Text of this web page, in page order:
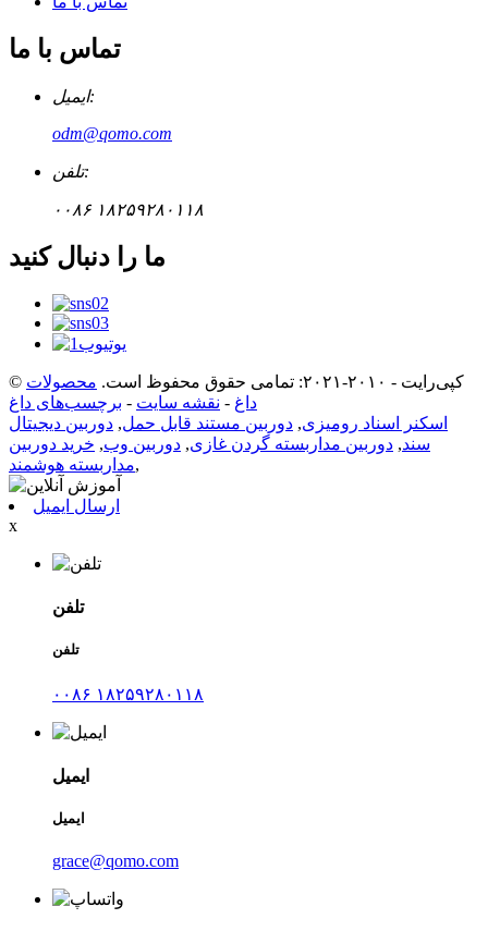
تماس با ما
ایمیل:
odm@qomo.com
تلفن:
۰۰۸۶ ۱۸۲۵۹۲۸۰۱۱۸
ما را دنبال کنید
© کپی‌رایت - ۲۰۱۰-۲۰۲۱: تمامی حقوق محفوظ است.
محصولات
داغ - نقشه سایت - برچسب‌های داغ
اسکنر اسناد رومیزی, دوربین مستند قابل حمل, دوربین دیجیتال
سند, دوربین مداربسته گردن غازی, دوربین وب, خرید دوربین
مداربسته هوشمند,
ارسال ایمیل
x
تلفن
تلفن
۰۰۸۶ ۱۸۲۵۹۲۸۰۱۱۸
ایمیل
ایمیل
grace@qomo.com